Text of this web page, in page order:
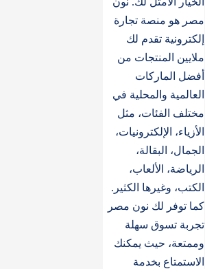
مصر هو منصة تجارة
إلكترونية تقدم لك
ملايين المنتجات من
أفضل الماركات
العالمية والمحلية في
مختلف الفئات، مثل
الأزياء، الإلكترونيات،
الجمال، البقالة،
الرياضة، الألعاب،
الكتب، وغيرها الكثير.
كما توفر لك نون مصر
تجربة تسوق سهلة
وممتعة، حيث يمكنك
الاستمتاع بخدمة